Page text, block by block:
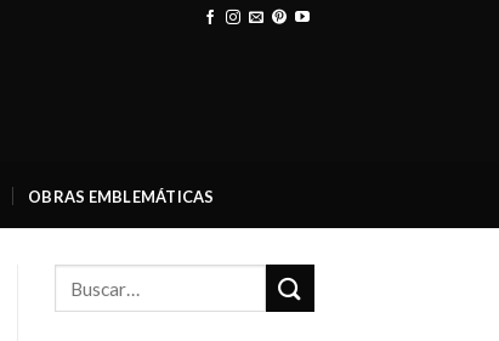
OBRAS EMBLEMÁTICAS